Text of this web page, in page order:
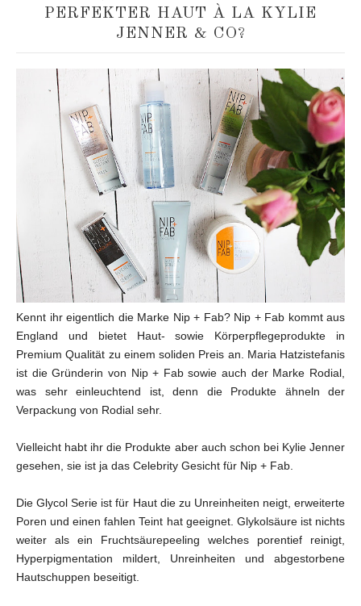
PERFEKTER HAUT À LA KYLIE
JENNER & CO?
Kennt ihr eigentlich die Marke Nip + Fab? Nip + Fab kommt aus
England und bietet Haut- sowie Körperpflegeprodukte in
Premium Qualität zu einem soliden Preis an. Maria Hatzistefanis
ist die Gründerin von Nip + Fab sowie auch der Marke Rodial,
was sehr einleuchtend ist, denn die Produkte ähneln der
Verpackung von Rodial sehr.
Vielleicht habt ihr die Produkte aber auch schon bei Kylie Jenner
gesehen, sie ist ja das Celebrity Gesicht für Nip + Fab.
Die Glycol Serie ist für Haut die zu Unreinheiten neigt, erweiterte
Poren und einen fahlen Teint hat geeignet. Glykolsäure ist nichts
weiter als ein Fruchtsäurepeeling welches porentief reinigt,
Hyperpigmentation mildert, Unreinheiten und abgestorbene
Hautschuppen beseitigt.